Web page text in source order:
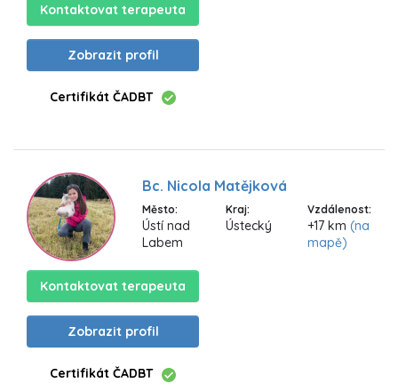
Kontaktovat terapeuta
Zobrazit profil
Certifikát ČADBT
Bc. Nicola Matějková
Město:
Ústí nad
Labem
Kraj:
Ústecký
Vzdálenost:
+17 km (na
mapě)
Kontaktovat terapeuta
Zobrazit profil
Certifikát ČADBT